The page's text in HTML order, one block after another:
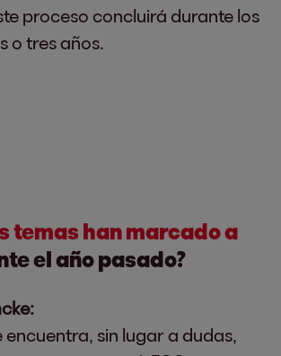
proceso concluirá durante los
o tres años.
temas han marcado a
el año pasado?
encuentra, sin lugar a dudas,